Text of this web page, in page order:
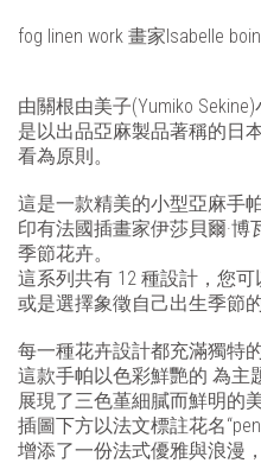
fog linen work 畫家Isabelle
由關根由美子(Yumiko Sekine)
是以出品亞麻製品著稱的日
看為原則。
這是一款精美的小型亞麻手帕
印有法國插畫家伊莎貝爾·博
季節花卉。
這系列共有 12 種設計，您可
或是選擇象徵自己出生季節的
每一種花卉設計都充滿獨特
這款手帕以色彩鮮艷的 為主
展現了三色堇細膩而鮮明的美
插圖下方以法文標註花名
增添了一份法式優雅與浪漫，